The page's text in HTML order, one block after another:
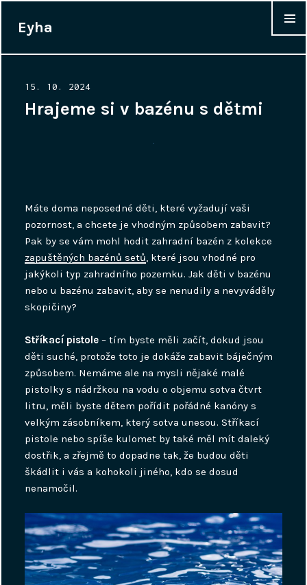
Eyha
Posted
on
15. 10. 2024
Hrajeme si v bazénu s dětmi
Máte doma neposedné děti, které vyžadují vaši
pozornost, a chcete je vhodným způsobem zabavit?
Pak by se vám mohl hodit zahradní bazén z kolekce
zapuštěných bazénů setů, které jsou vhodné pro
jakýkoli typ zahradního pozemku. Jak děti v bazénu
nebo u bazénu zabavit, aby se nenudily a nevyváděly
skopičiny?
Stříkací pistole – tím byste měli začít, dokud jsou
děti suché, protože toto je dokáže zabavit báječným
způsobem. Nemáme ale na mysli nějaké malé
pistolky s nádržkou na vodu o objemu sotva čtvrt
litru, měli byste dětem pořídit pořádné kanóny s
velkým zásobníkem, který sotva unesou. Stříkací
pistole nebo spíše kulomet by také měl mít daleký
dostřik, a zřejmě to dopadne tak, že budou děti
škádlit i vás a kohokoli jiného, kdo se dosud
nenamočil.